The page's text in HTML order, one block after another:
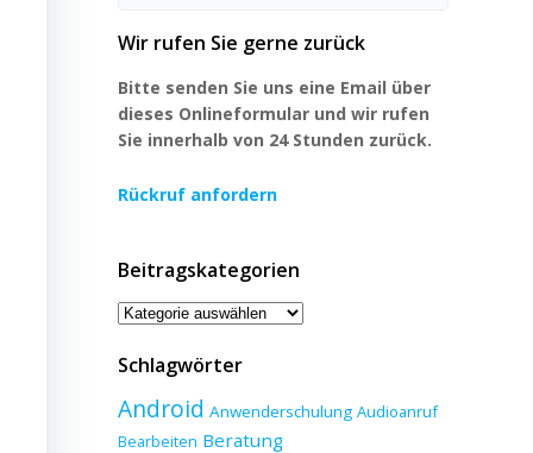
Wir rufen Sie gerne zurück
Bitte senden Sie uns eine Email über
dieses Onlineformular und wir rufen
Sie innerhalb von 24 Stunden zurück.
Rückruf anfordern
Beitragskategorien
Beitragskategorien
Schlagwörter
Android Anwenderschulung Audioanruf
Bearbeiten Beratung